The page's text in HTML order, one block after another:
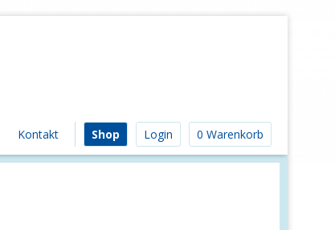
Kontakt Shop Login 0 Warenkorb